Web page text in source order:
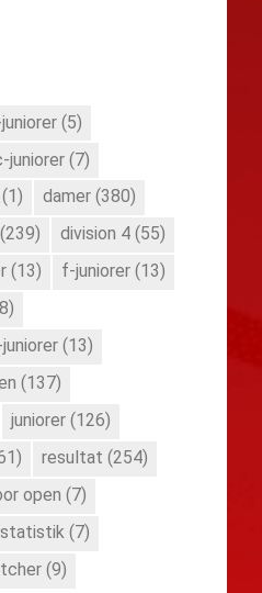
(5)
juniorer (7)
(1) damer (380)
(239) division 4 (55)
(13) f-juniorer (13)
(13)
(137)
juniorer (126)
resultat (254)
open (7)
statistik (7)
(9)